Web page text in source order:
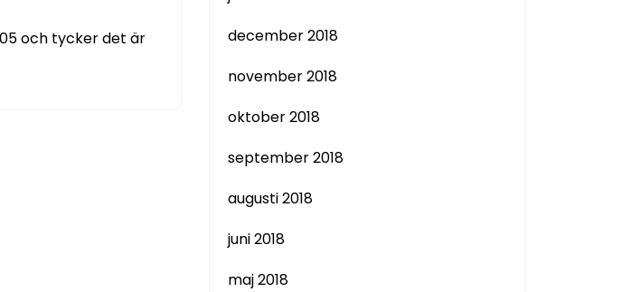
och tycker det är
december 2018
november 2018
oktober 2018
september 2018
augusti 2018
juni 2018
maj 2018